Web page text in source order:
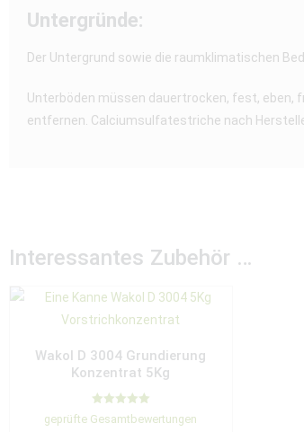
Untergründe:
Der Untergrund sowie die raumklimatischen
Unterböden müssen dauertrocken, fest, eben,
entfernen. Calciumsulfatestriche nach
Interessantes Zubehör …
Wakol D 3004 Grundierung
Konzentrat 5Kg
Bewertet mit
5.00
geprüfte Gesamtbewertungen